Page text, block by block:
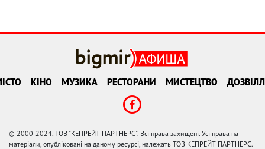
КІНО МУЗИКА РЕСТОРАНИ МИСТЕЦТВО
© 2000-2024, ТОВ "КЕПРЕЙТ ПАРТНЕРС". Всі права захищені. Усі права на
матеріали, опубліковані на даному ресурсі, належать ТОВ КЕПРЕЙТ ПАРТНЕРС.